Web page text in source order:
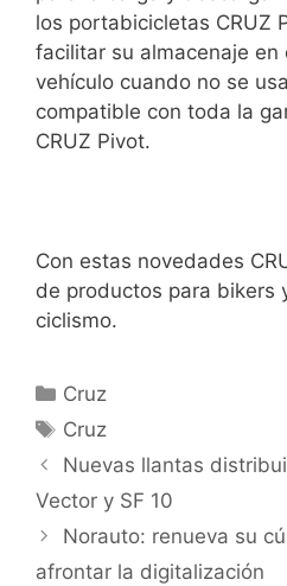
los portabicicletas CRUZ
facilitar su almacenaje en
vehículo cuando no se
compatible con toda la
CRUZ Pivot.
Con estas novedades
de productos para bikers
ciclismo.
Cruz
Cruz
Nuevas llantas
Vector y SF 10
Norauto: renueva su
afrontar la digitalización